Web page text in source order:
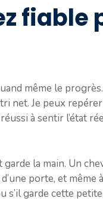
fiable
même le
net. Je peux
à sentir l’état
la main. Un
porte, et
s’il garde cette